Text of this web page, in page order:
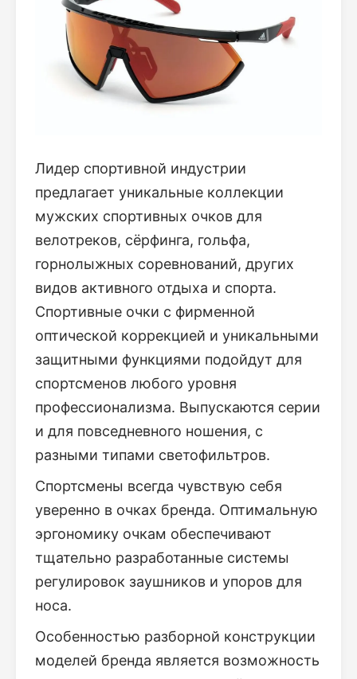
Лидер спортивной индустрии
предлагает уникальные коллекции
мужских спортивных очков для
велотреков, сёрфинга, гольфа,
горнолыжных соревнований, других
видов активного отдыха и спорта.
Спортивные очки с фирменной
оптической коррекцией и уникальными
защитными функциями подойдут для
спортсменов любого уровня
профессионализма. Выпускаются серии
и для повседневного ношения, с
разными типами светофильтров.
Спортсмены всегда чувствую себя
уверенно в очках бренда. Оптимальную
эргономику очкам обеспечивают
тщательно разработанные системы
регулировок заушников и упоров для
носа.
Особенностью разборной конструкции
моделей бренда является возможность